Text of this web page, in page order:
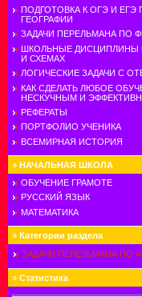
ПОДГОТОВКА К ОГЭ И ЕГЭ
ГЕОГРАФИИ
ЗАДАЧИ ПЕРЕЛЬМАНА ПО
ШКОЛЬНЫЕ ДИСЦИПЛИНЫ
И СХЕМАХ
ЛОГИЧЕСКИЕ ЗАДАЧИ С
КАК СДЕЛАТЬ ЛЮБОЕ
НЕСКУЧНЫМ И
РЕФЕРАТЫ
ПОРТФОЛИО УЧЕНИКА
ВСЕМИРНАЯ ИСТОРИЯ
» НАЧАЛЬНАЯ ШКОЛА
ОБУЧЕНИЕ ГРАМОТЕ
РУССКИЙ ЯЗЫК
МАТЕМАТИКА
» Категории раздела
ЗАДАЧИ ПЕРЕЛЬМАНА ПО
» Статистика